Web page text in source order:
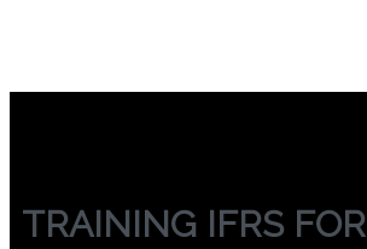
TRAINING IFRS FOR